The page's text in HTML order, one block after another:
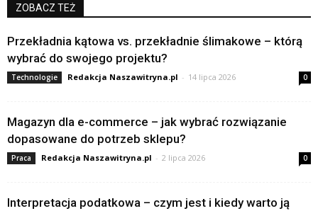
ZOBACZ TEŻ
Przekładnia kątowa vs. przekładnie ślimakowe – którą
wybrać do swojego projektu?
Technologie Redakcja Naszawitryna.pl - 14 lipca 2026 0
Magazyn dla e-commerce – jak wybrać rozwiązanie
dopasowane do potrzeb sklepu?
Praca Redakcja Naszawitryna.pl - 2 lipca 2026 0
Interpretacja podatkowa – czym jest i kiedy warto ją